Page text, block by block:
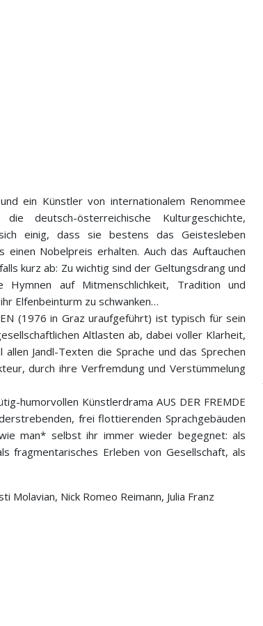
ein Künstler von internationalem Renommee
deutsch-österreichische Kulturgeschichte,
einig, dass sie bestens das Geistesleben
Nobelpreis erhalten. Auch das Auftauchen
kurz ab: Zu wichtig sind der Geltungsdrang und
auf Mitmenschlichkeit, Tradition und
Elfenbeinturm zu schwanken…
(1976 in Graz uraufgeführt) ist typisch für sein
Altlasten ab, dabei voller Klarheit,
Jandl-Texten die Sprache und das Sprechen
durch ihre Verfremdung und Verstümmelung
humorvollen Künstlerdrama AUS DER FREMDE
frei flottierenden Sprachgebäuden
man* selbst ihr immer wieder begegnet: als
fragmentarisches Erleben von Gesellschaft, als
Molavian, Nick Romeo Reimann, Julia Franz